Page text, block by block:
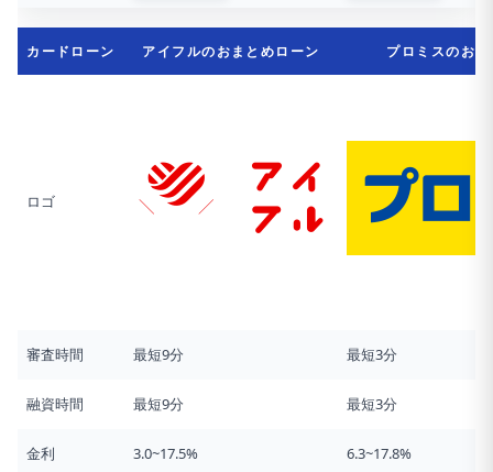
カードローン アイフルのおまとめローン プロミスのお
ロゴ
審査時間 最短9分 最短3分
融資時間 最短9分 最短3分
金利 3.0~17.5% 6.3~17.8%